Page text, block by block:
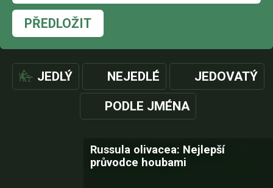
PŘEDLOŽIT
JEDLÝ NEJEDLÉ JEDOVATÝ
PODLE JMÉNA
Russula olivacea: Nejlepší
průvodce houbami